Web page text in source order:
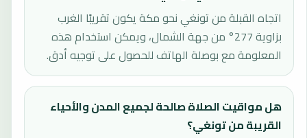
اتجاه القبلة من تونغي نحو مكة يكون تقريبًا الغرب
بزاوية 277° من جهة الشمال، ويمكن استخدام هذه
المعلومة مع بوصلة الهاتف للحصول على توجيه أدق.
هل مواقيت الصلاة صالحة لجميع المدن والأحياء
القريبة من تونغي؟